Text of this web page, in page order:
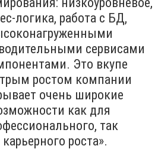
логика, работа с БД,
сервисами
Это вкупе
ростом компании
очень широкие
как для
так
карьерного роста».